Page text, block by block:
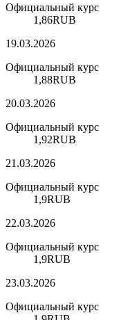
Официальный курс
1,86RUB
19.03.2026
Официальный курс
1,88RUB
20.03.2026
Официальный курс
1,92RUB
21.03.2026
Официальный курс
1,9RUB
22.03.2026
Официальный курс
1,9RUB
23.03.2026
Официальный курс